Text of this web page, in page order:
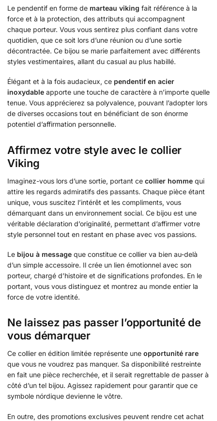
Le pendentif en forme de marteau viking fait référence à la
force et à la protection, des attributs qui accompagnent
chaque porteur. Vous vous sentirez plus confiant dans votre
quotidien, que ce soit lors d’une réunion ou d’une sortie
décontractée. Ce bijou se marie parfaitement avec différents
styles vestimentaires, allant du casual au plus habillé.
Élégant et à la fois audacieux, ce pendentif en acier
inoxydable apporte une touche de caractère à n’importe quelle
tenue. Vous apprécierez sa polyvalence, pouvant l’adopter lors
de diverses occasions tout en bénéficiant de son énorme
potentiel d’affirmation personnelle.
Affirmez votre style avec le collier
Viking
Imaginez-vous lors d’une sortie, portant ce collier homme qui
attire les regards admiratifs des passants. Chaque pièce étant
unique, vous suscitez l’intérêt et les compliments, vous
démarquant dans un environnement social. Ce bijou est une
véritable déclaration d’originalité, permettant d’affirmer votre
style personnel tout en restant en phase avec vos passions.
Le bijou à message que constitue ce collier va bien au-delà
d’un simple accessoire. Il crée un lien émotionnel avec son
porteur, chargé d’histoire et de significations profondes. En le
portant, vous vous distinguez et montrez au monde entier la
force de votre identité.
Ne laissez pas passer l’opportunité de
vous démarquer
Ce collier en édition limitée représente une opportunité rare
que vous ne voudrez pas manquer. Sa disponibilité restreinte
en fait une pièce recherchée, et il serait regrettable de passer à
côté d’un tel bijou. Agissez rapidement pour garantir que ce
symbole nórdique devienne le vôtre.
En outre, des promotions exclusives peuvent rendre cet achat